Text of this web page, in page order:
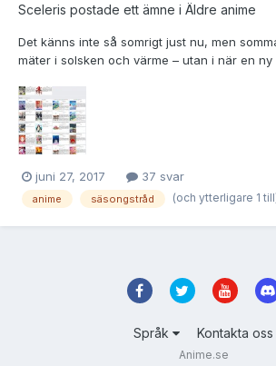
Sceleris postade ett ämne i Äldre anime
Det känns inte så somrigt just nu, men
mäter i solsken och värme – utan i när en ny
juni 27, 2017 37 svar
anime säsongstråd (och ytterligare 1
Språk Kontakta oss
Anime.se